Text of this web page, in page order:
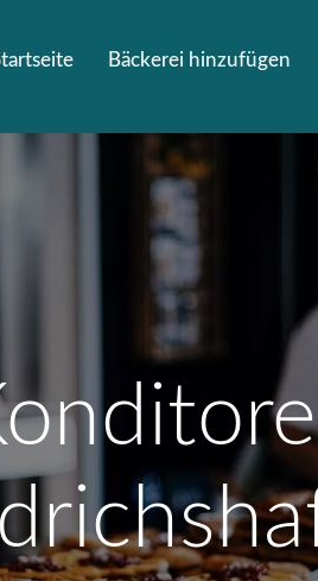
Bäckerei hinzufügen